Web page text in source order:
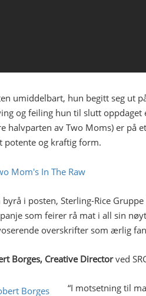
umiddelbart, hun begitt seg ut
og feiling hun til slutt
halvparten av Two Moms) er på
potente og kraftig form.
byrå i posten, Sterling-Rice
som feirer rå mat i all sin
overskrifter som ærlig
Borges, Creative Directorved
“I motsetning til